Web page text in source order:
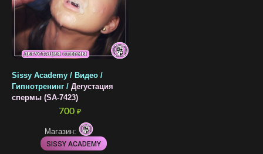
Sissy Academy / Видео /
Гипнотренинг / Дегустация
спермы (SA-7423)
700 ₽
Магазин:
SISSY ACADEMY